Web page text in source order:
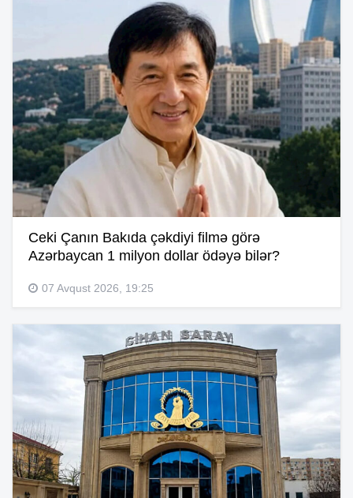
Ceki Çanın Bakıda çəkdiyi filmə görə
Azərbaycan 1 milyon dollar ödəyə bilər?
07 Avqust 2026, 19:25